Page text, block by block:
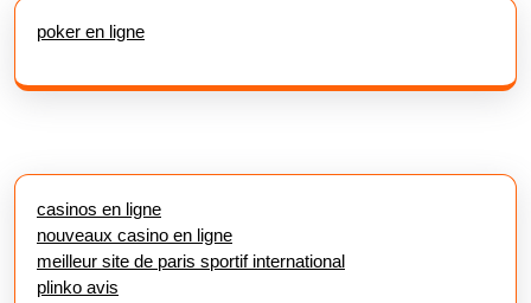
poker en ligne
casinos en ligne
nouveaux casino en ligne
meilleur site de paris sportif international
plinko avis